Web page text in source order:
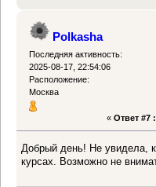
Polkasha
Последняя активность:
2025-08-17, 22:54:06
Расположение:
Москва
« Ответ #7 :
Добрый день! Не увидела,
курсах. Возможно не